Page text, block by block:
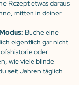
Rezept etwas daraus
mitten in deiner
Buche eine
eigentlich gar nicht
oder
wie viele blinde
seit Jahren täglich